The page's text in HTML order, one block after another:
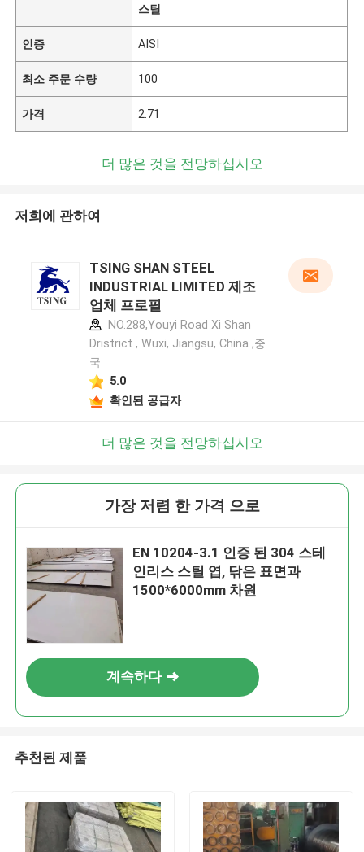
스틸
인증 AISI
최소 주문 수량 100
가격 2.71
더 많은 것을 전망하십시오
저희에 관하여
TSING SHAN STEEL
INDUSTRIAL LIMITED 제조
업체 프로필
NO.288,Youyi Road Xi Shan
Dristrict , Wuxi, Jiangsu, China ,중
국
5.0
확인된 공급자
더 많은 것을 전망하십시오
가장 저렴 한 가격 으로
EN 10204-3.1 인증 된 304 스테
인리스 스틸 엽, 닦은 표면과
1500*6000mm 차원
계속하다
추천된 제품